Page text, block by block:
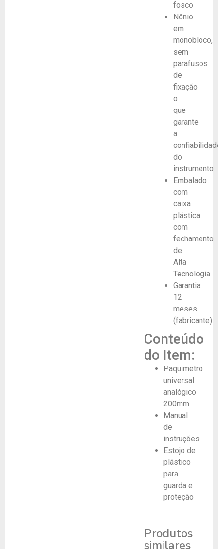
fosco
Nônio
em
monobloco,
sem
parafusos
de
fixação
o
que
garante
a
do
instrumento
Embalado
com
caixa
plástica
com
fechamento
de
Alta
Tecnologia
Garantia:
12
meses
(fabricante)
Conteúdo
do Item:
Paquimetro
universal
analógico
200mm
Manual
de
instruções
Estojo de
plástico
para
guarda e
proteção
Produtos
similares